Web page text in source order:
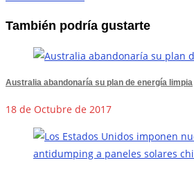
También podría gustarte
Australia abandonaría su plan de energía limpia
18 de Octubre de 2017